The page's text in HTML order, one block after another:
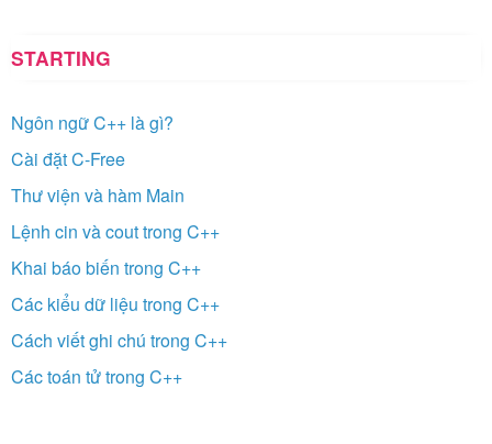
STARTING
Ngôn ngữ C++ là gì?
Cài đặt C-Free
Thư viện và hàm Main
Lệnh cin và cout trong C++
Khai báo biến trong C++
Các kiểu dữ liệu trong C++
Cách viết ghi chú trong C++
Các toán tử trong C++